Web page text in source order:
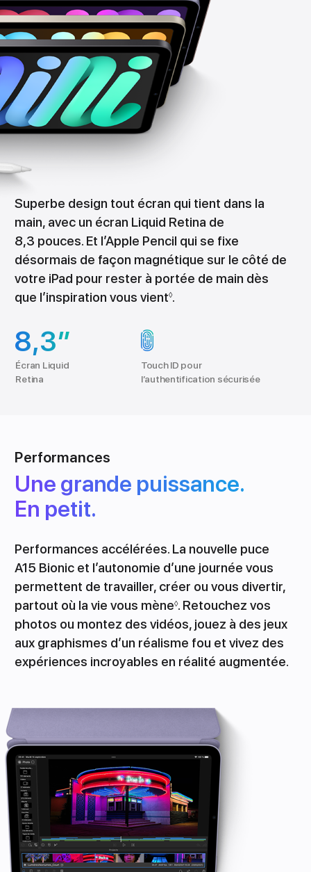
Superbe design tout écran qui tient dans la
main, avec un écran Liquid Retina de
8,3 pouces. Et l’Apple Pencil qui se fixe
désormais de façon magnétique sur le côté de
votre iPad pour rester à portée de main dès
que l’inspiration vous vient◊.
8,3″
Écran Liquid
Retina
Touch ID pour
l’authentification sécurisée
Performances
Une grande puissance.
En petit.
Performances accélérées. La nouvelle puce
A15 Bionic et l’autonomie d’une journée vous
permettent de travailler, créer ou vous divertir,
partout où la vie vous mène◊. Retouchez vos
photos ou montez des vidéos, jouez à des jeux
aux graphismes d’un réalisme fou et vivez des
expériences incroyables en réalité augmentée.